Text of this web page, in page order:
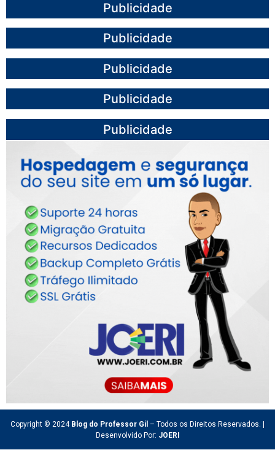
Publicidade
Publicidade
Publicidade
Publicidade
Publicidade
Copyright © 2024 Blog do Professor Gil – Todos os Direitos Reservados. |
Desenvolvido Por: JOERI